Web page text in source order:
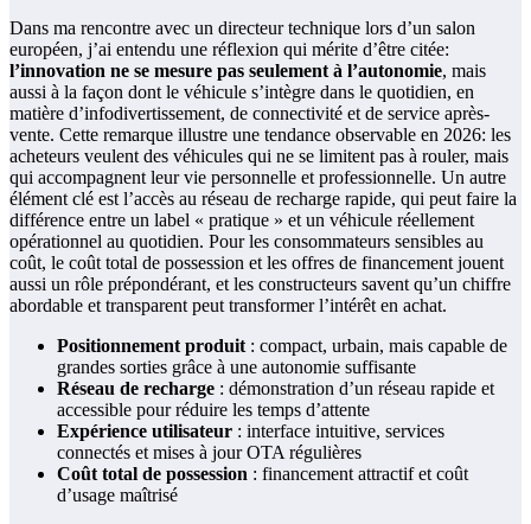
Dans ma rencontre avec un directeur technique lors d’un salon
européen, j’ai entendu une réflexion qui mérite d’être citée:
l’innovation ne se mesure pas seulement à l’autonomie, mais
aussi à la façon dont le véhicule s’intègre dans le quotidien, en
matière d’infodivertissement, de connectivité et de service après-
vente. Cette remarque illustre une tendance observable en 2026: les
acheteurs veulent des véhicules qui ne se limitent pas à rouler, mais
qui accompagnent leur vie personnelle et professionnelle. Un autre
élément clé est l’accès au réseau de recharge rapide, qui peut faire la
différence entre un label « pratique » et un véhicule réellement
opérationnel au quotidien. Pour les consommateurs sensibles au
coût, le coût total de possession et les offres de financement jouent
aussi un rôle prépondérant, et les constructeurs savent qu’un chiffre
abordable et transparent peut transformer l’intérêt en achat.
Positionnement produit : compact, urbain, mais capable de
grandes sorties grâce à une autonomie suffisante
Réseau de recharge : démonstration d’un réseau rapide et
accessible pour réduire les temps d’attente
Expérience utilisateur : interface intuitive, services
connectés et mises à jour OTA régulières
Coût total de possession : financement attractif et coût
d’usage maîtrisé